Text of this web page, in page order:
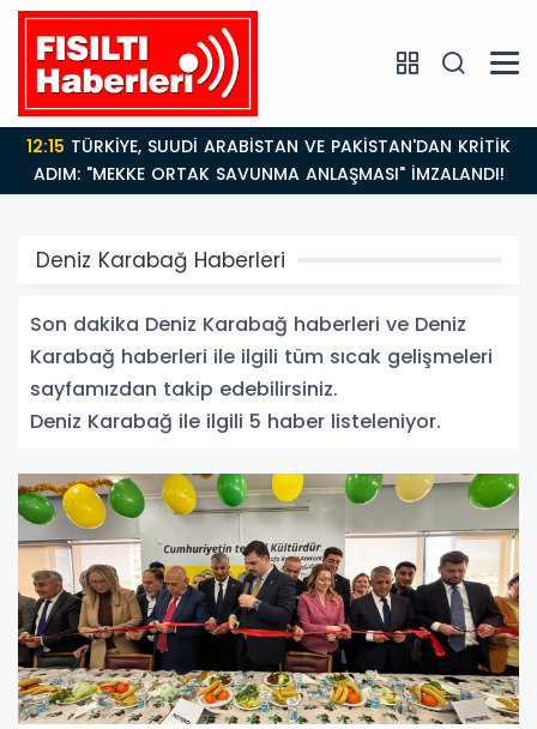
12:15
ADIM: "MEKKE ORTAK SAVUNMA ANLAŞMASI" İMZALANDI!
Deniz Karabağ Haberleri
Son dakika Deniz Karabağ haberleri ve Deniz
Karabağ haberleri ile ilgili tüm sıcak gelişmeleri
sayfamızdan takip edebilirsiniz.
Deniz Karabağ ile ilgili 5 haber listeleniyor.